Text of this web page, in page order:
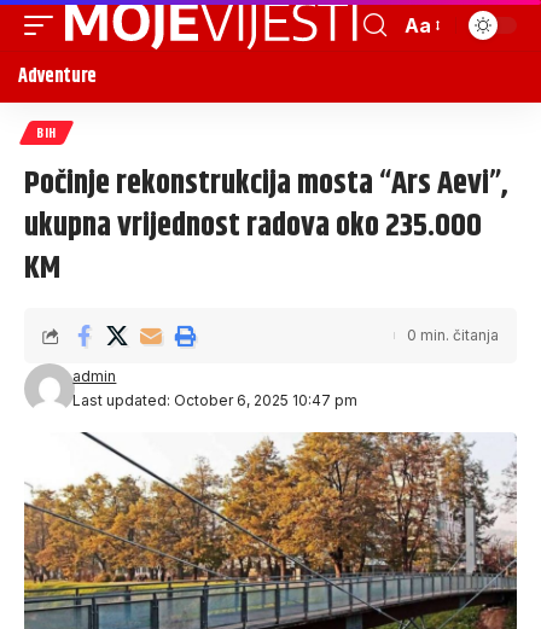
Aa
Adventure
BIH
Počinje rekonstrukcija mosta “Ars Aevi”,
ukupna vrijednost radova oko 235.000
KM
Last updated: October 6, 2025 10:47 pm
admin
0 min. čitanja